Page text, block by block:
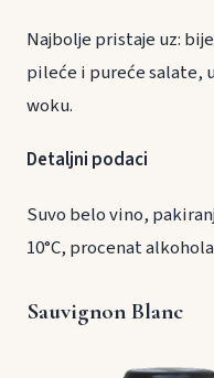
Najbolje pristaje uz:
pileće i pureće salate,
woku.
Detaljni podaci
Suvo belo vino,
10°C, procenat
Sauvignon Blanc